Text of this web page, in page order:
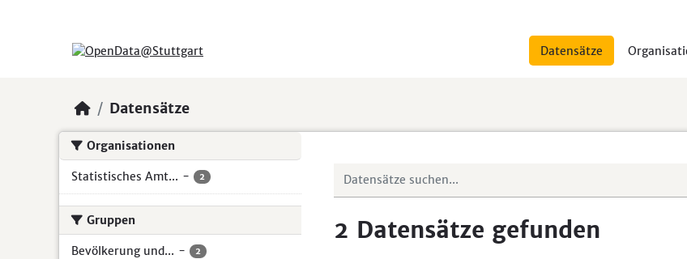
Datensätze
Datensätze
Organisationen
Statistisches Amt... - 2
Gruppen
Bevölkerung und... - 2
2 Datensätze gefunden